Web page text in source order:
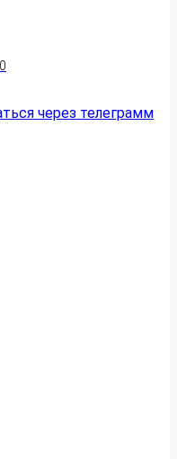
через телеграмм